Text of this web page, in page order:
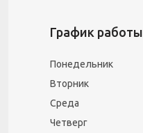
График работы
Понедельник
Вторник
Среда
Четверг